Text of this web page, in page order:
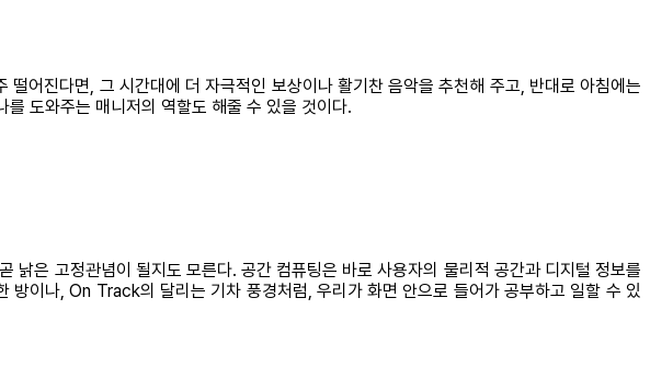
어진다면, 그 시간대에 더 자극적인 보상이나 활기찬 음악을 추천해 주고, 반대로 아침에는
를 도와주는 매니저의 역할도 해줄 수 있을 것이다.
낡은 고정관념이 될지도 모른다. 공간 컴퓨팅은 바로 사용자의 물리적 공간과 디지털 정보를
이나, On Track의 달리는 기차 풍경처럼, 우리가 화면 안으로 들어가 공부하고 일할 수 있